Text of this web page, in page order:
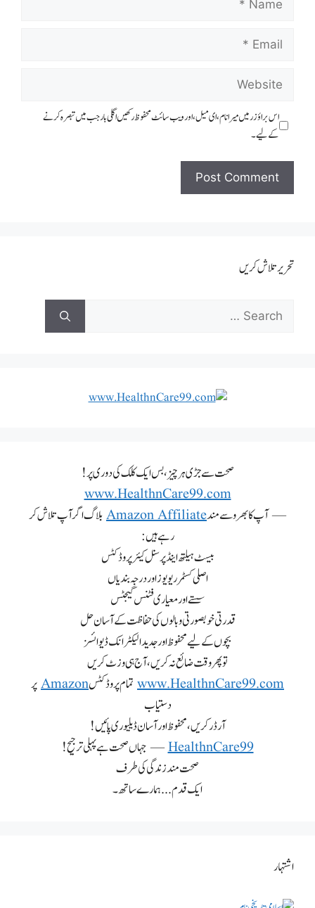
اس براؤزر میں میرا نام، ای میل، اور ویب سائٹ محفوظ رکھیں اگلی بار جب میں تبصرہ کرنے
کےلیے۔
تحریر تلاش کریں
صحت سے جڑی ہر چیز، بس ایک کلک کی دوری پر!
www.HealthnCare99.com
— آپ کا بھروسے مندAmazon Affiliateبلاگ اگر آپ تلاش کر
رہے ہیں:
بیسٹ ہیلتھ اینڈ پرسنل کیئر پروڈکٹس
اصلی کسٹمر ریویوز اور درجہ بندیاں
سستے اور معیاری فٹنس گیجٹس
قدرتی خوبصورتی و بالوں کی حفاظت کے آسان حل
بچوں کے لیے محفوظ اور جدید الیکٹرانک ڈیوائسز
تو پھر وقت ضائع نہ کریں، آج ہی وزٹ کریں
www.HealthnCare99.com تمام پروڈکٹسAmazonپر
دستیاب
آرڈر کریں، محفوظ اور آسان ڈیلیوری پائیں!
HealthnCare99— جہاں صحت ہے پہلی ترجیح!
صحت مند زندگی کی طرف
ایک قدم... ہمارے ساتھ۔
اشتہار